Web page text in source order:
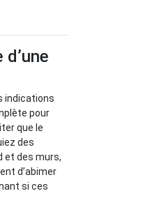
indications
pour
que le
des
et des murs,
d’abimer
si ces